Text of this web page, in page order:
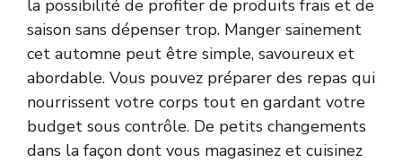
la possibilité de profiter de produits frais et de
saison sans dépenser trop. Manger sainement
cet automne peut être simple, savoureux et
abordable. Vous pouvez préparer des repas qui
nourrissent votre corps tout en gardant votre
budget sous contrôle. De petits changements
dans la façon dont vous magasinez et cuisinez